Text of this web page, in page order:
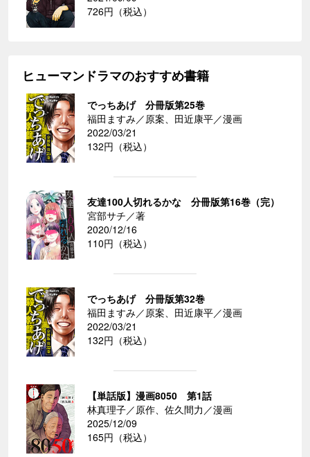
726円（税込）
ヒューマンドラマのおすすめ書籍
でっちあげ 分冊版第25巻
福田ますみ／原案、田近康平／漫画
2022/03/21
132円（税込）
友達100人切れるかな 分冊版第16巻（完）
宮部サチ／著
2020/12/16
110円（税込）
でっちあげ 分冊版第32巻
福田ますみ／原案、田近康平／漫画
2022/03/21
132円（税込）
【単話版】漫画8050 第1話
林真理子／原作、佐久間力／漫画
2025/12/09
165円（税込）